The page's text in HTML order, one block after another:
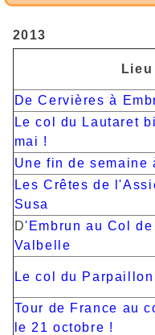
2013
Lieu
De Cervières à
Le col du Lautaret
mai !
Une fin de semaine
Les Crêtes de
Susa
D'Embrun au Col
Valbelle
Le col du Parpaillon
Tour de France au
le 21 octobre !